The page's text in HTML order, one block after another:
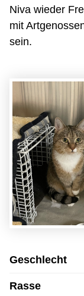
Niva wieder
mit
sein.
Geschlecht
Rasse